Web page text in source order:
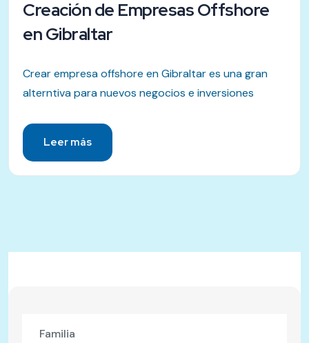
Creación de Empresas Offshore
en Gibraltar
Crear empresa offshore en Gibraltar es una gran
alterntiva para nuevos negocios e inversiones
Leer más
Familia